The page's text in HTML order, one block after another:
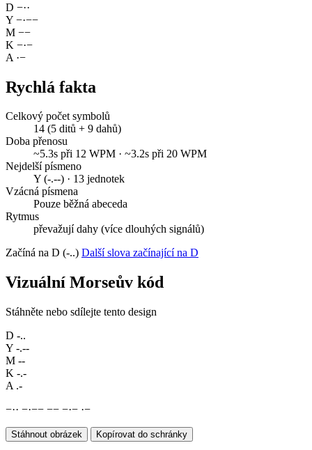
D −··
Y −·−−
M −−
K −·−
A ·−
Rychlá fakta
Celkový počet symbolů
14 (5 ditů + 9 dahů)
Doba přenosu
~5.3s při 12 WPM · ~3.2s při 20 WPM
Nejdelší písmeno
Y (-.--) · 13 jednotek
Vzácná písmena
Pouze běžná abeceda
Rytmus
převažují dahy (více dlouhých signálů)
Začíná na D (-..) Další slova začínající na D
Vizuální Morseův kód
Stáhněte nebo sdílejte tento design
D -..
Y -.--
M --
K -.-
A .-
−·· −·−− −− −·− ·−
Stáhnout obrázek Kopírovat do schránky